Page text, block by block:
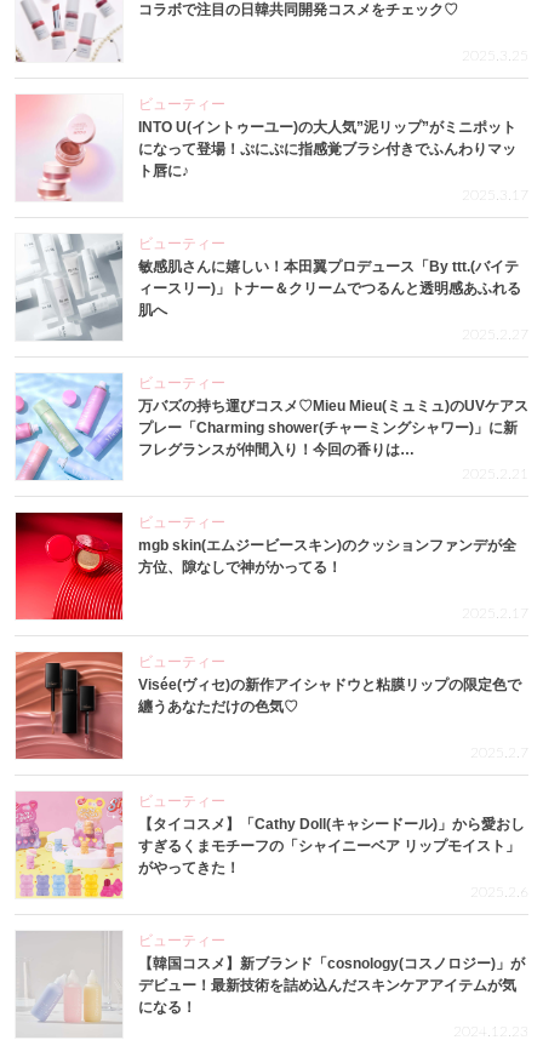
コラボで注目の日韓共同開発コスメをチェック♡
2025.3.25
ビューティー
INTO U(イントゥーユー)の大人気”泥リップ”がミニポット
になって登場！ぷにぷに指感覚ブラシ付きでふんわりマッ
ト唇に♪
2025.3.17
ビューティー
敏感肌さんに嬉しい！本田翼プロデュース「By ttt.(バイテ
ィースリー)」トナー＆クリームでつるんと透明感あふれる
肌へ
ビューティー
万バズの持ち運びコスメ♡Mieu Mieu(ミュミュ)のUVケアス
プレー「Charming shower(チャーミングシャワー)」に新
フレグランスが仲間入り！今回の香りは…
2025.2.21
ビューティー
mgb skin(エムジービースキン)のクッションファンデが全
方位、隙なしで神がかってる！
2025.2.17
ビューティー
Visée(ヴィセ)の新作アイシャドウと粘膜リップの限定色で
纏うあなただけの色気♡
ビューティー
【タイコスメ】「Cathy Doll(キャシードール)」から愛おし
すぎるくまモチーフの「シャイニーベア リップモイスト」
がやってきた！
2025.2.6
ビューティー
【韓国コスメ】新ブランド「cosnology(コスノロジー)」が
デビュー！最新技術を詰め込んだスキンケアアイテムが気
になる！
2024.12.23